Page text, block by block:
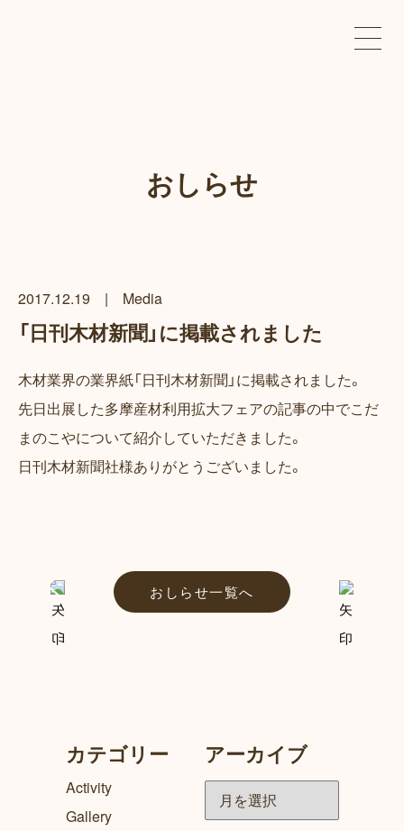
おしらせ
2017.12.19 | Media
「日刊木材新聞」に掲載されました
木材業界の業界紙「日刊木材新聞」に掲載されました。
先日出展した多摩産材利用拡大フェアの記事の中でこだ
まのこやについて紹介していただきました。
日刊木材新聞社様ありがとうございました。
おしらせ一覧へ
カテゴリー
Activity
Gallery
アーカイブ
ア
ー